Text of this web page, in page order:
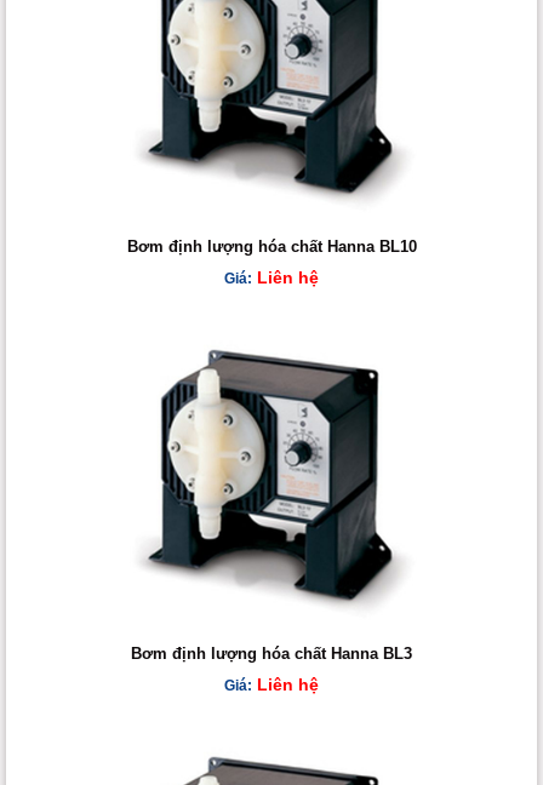
Bơm định lượng hóa chất Hanna BL10
Giá: Liên hệ
Bơm định lượng hóa chất Hanna BL3
Giá: Liên hệ